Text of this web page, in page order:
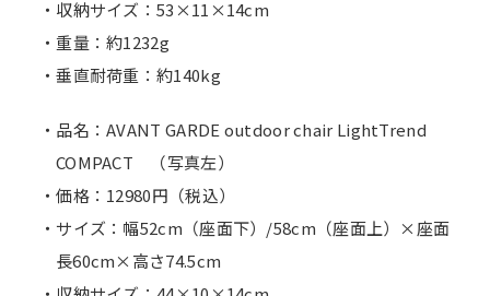
・収納サイズ：53×11×14cm
・重量：約1232g
・垂直耐荷重：約140kg
・品名：AVANT GARDE outdoor chair LightTrend
COMPACT （写真左）
・価格：12980円（税込）
・サイズ：幅52cm（座面下）/58cm（座面上）×座面
長60cm×高さ74.5cm